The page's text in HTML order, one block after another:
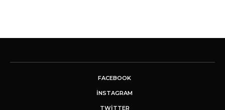
FACEBOOK
INSTAGRAM
TWITTER